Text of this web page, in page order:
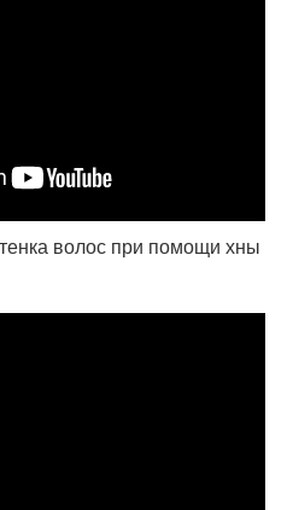
волос при помощи хны